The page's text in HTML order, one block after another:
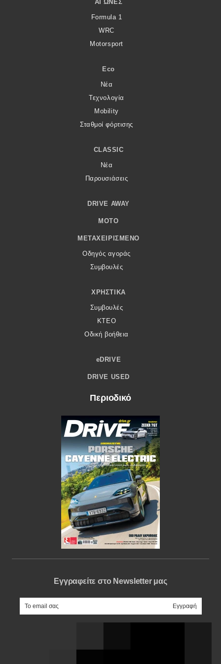
ΑΓΏΝΕΣ
Formula 1
WRC
Motorsport
Eco
Νέα
Τεχνολογία
Mobility
Σταθμοί φόρτισης
CLASSIC
Νέα
Παρουσιάσεις
DRIVE AWAY
MOTO
ΜΕΤΑΧΕΙΡΙΣΜΈΝΟ
Οδηγός αγοράς
Συμβουλές
ΧΡΗΣΤΙΚΆ
Συμβουλές
ΚΤΕΟ
Οδική βοήθεια
eDRIVE
DRIVE USED
Περιοδικό
Εγγραφείτε στο Newsletter μας
e-mail